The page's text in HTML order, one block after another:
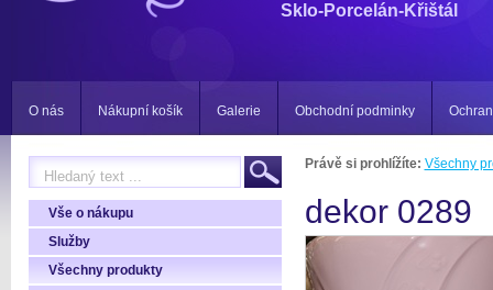
Sklo-Porcelán-Křištál
O nás Nákupní košík Galerie Obchodní podminky
Vše o nákupu
Služby
Všechny produkty
Právě si prohlížíte: Všechny
dekor 0289